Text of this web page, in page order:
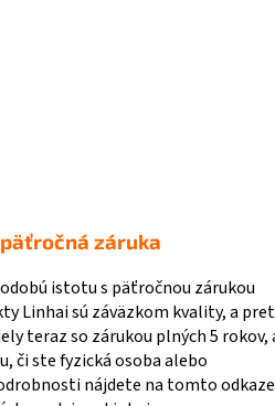
záruka
istotu s päťročnou zárukou
Linhai sú záväzkom kvality, a
teraz so zárukou plných 5 rokov,
či ste fyzická osoba alebo
nájdete na tomto